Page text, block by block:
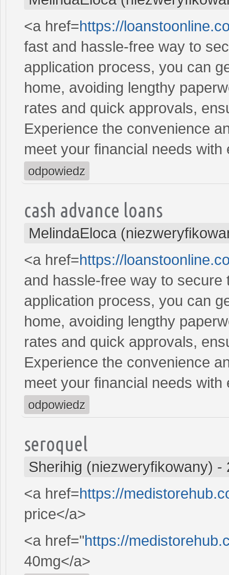
<a href=https://
fast and hassle-free way to
application process, you can
home, avoiding lengthy
rates and quick approvals,
Experience the convenience
meet your financial needs with
odpowiedz
cash advance loans
MelindaEloca
<a href=https://
and hassle-free way to
application process, you can
home, avoiding lengthy
rates and quick approvals,
Experience the convenience
meet your financial needs with
odpowiedz
seroquel
Sherihig (niezweryfikowany) -
<a href=https://
price</a>
<a href="https://
40mg</a>